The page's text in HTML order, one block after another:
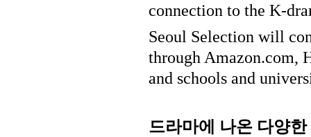
connection to the K-
Seoul Selection will
through Amazon.com,
and schools and
드라마에 나온 다양한